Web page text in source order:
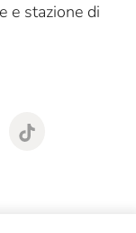
e stazione di